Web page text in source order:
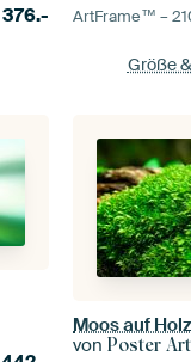
376.- ArtFrame™ –
Größe
Moos auf Holz
vonPoster